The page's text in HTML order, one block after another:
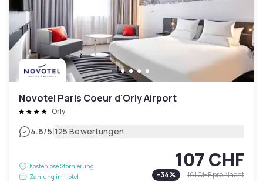
Novotel Paris Coeur d'Orly Airport
Orly
4.6/5|125 Bewertungen
Kostenlose Stornierung
Zahlung im Hotel
107 CHF
-34% 161 CHFpro Nacht